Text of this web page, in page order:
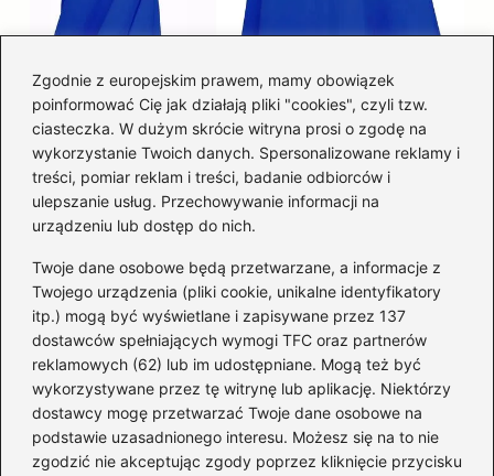
Zgodnie z europejskim prawem, mamy obowiązek
poinformować Cię jak działają pliki "cookies", czyli tzw.
ciasteczka. W dużym skrócie witryna prosi o zgodę na
wykorzystanie Twoich danych. Spersonalizowane reklamy i
treści, pomiar reklam i treści, badanie odbiorców i
ulepszanie usług. Przechowywanie informacji na
urządzeniu lub dostęp do nich.
Twoje dane osobowe będą przetwarzane, a informacje z
Twojego urządzenia (pliki cookie, unikalne identyfikatory
itp.) mogą być wyświetlane i zapisywane przez 137
dostawców spełniających wymogi TFC oraz partnerów
reklamowych (62) lub im udostępniane. Mogą też być
wykorzystywane przez tę witrynę lub aplikację. Niektórzy
dostawcy mogę przetwarzać Twoje dane osobowe na
podstawie uzasadnionego interesu. Możesz się na to nie
zgodzić nie akceptując zgody poprzez kliknięcie przycisku
Łatwy sposób jak skrócić spódnicę z
półkoła w domu
Kategorie
Akcesoria(29)
Buty(221)
Dodatki(59)
Dziecko(100)
Kobieta(39)
Moda(109)